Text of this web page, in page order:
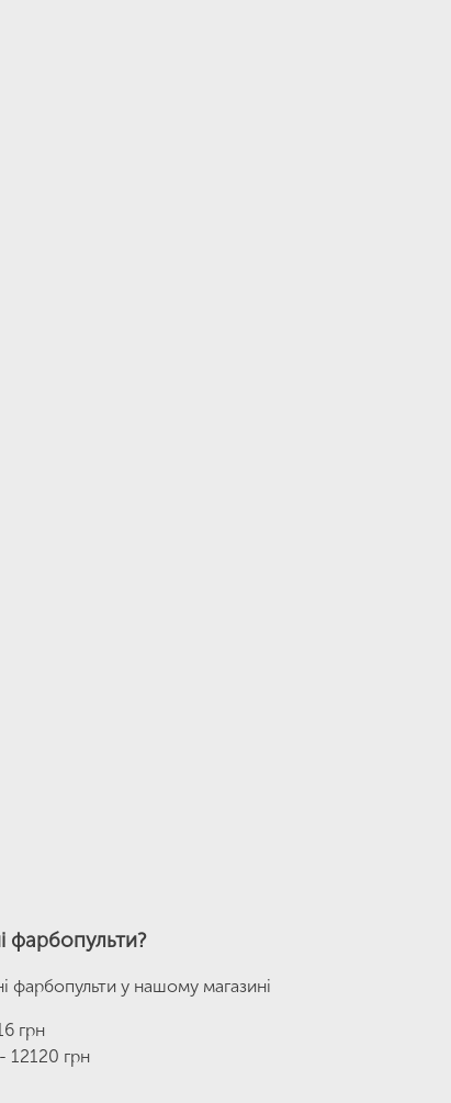
фарбопульти?
фарбопульти у нашому магазині
грн
12120 грн